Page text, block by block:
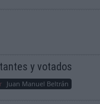
y votados
Juan Manuel Beltrán